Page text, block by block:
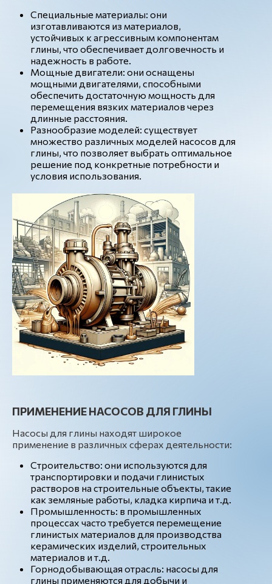
Специальные материалы: они
изготавливаются из материалов,
устойчивых к агрессивным компонентам
глины, что обеспечивает долговечность и
надежность в работе.
Мощные двигатели: они оснащены
мощными двигателями, способными
обеспечить достаточную мощность для
перемещения вязких материалов через
длинные расстояния.
Разнообразие моделей: существует
множество различных моделей насосов для
глины, что позволяет выбрать оптимальное
решение под конкретные потребности и
условия использования.
ПРИМЕНЕНИЕ НАСОСОВ ДЛЯ ГЛИНЫ
Насосы для глины находят широкое
применение в различных сферах деятельности:
Строительство: они используются для
транспортировки и подачи глинистых
растворов на строительные объекты, такие
как земляные работы, кладка кирпича и т.д.
Промышленность: в промышленных
процессах часто требуется перемещение
глинистых материалов для производства
керамических изделий, строительных
материалов и т.д.
Горнодобывающая отрасль: насосы для
глины применяются для добычи и